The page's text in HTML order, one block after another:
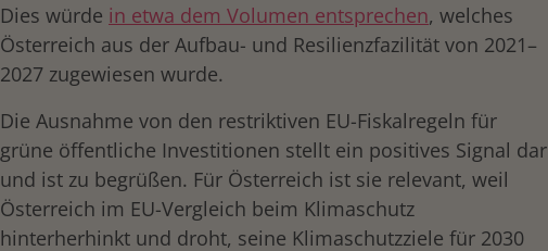
Dies würde in etwa dem Volumen entsprechen, welches
Österreich aus der Aufbau- und Resilienzfazilität von 2021–
2027 zugewiesen wurde.
Die Ausnahme von den restriktiven EU-Fiskalregeln für
grüne öffentliche Investitionen stellt ein positives Signal dar
und ist zu begrüßen. Für Österreich ist sie relevant, weil
Österreich im EU-Vergleich beim Klimaschutz
hinterherhinkt und droht, seine Klimaschutzziele für 2030